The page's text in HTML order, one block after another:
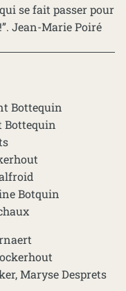
se fait passer pour
Jean-Marie Poiré
Bottequin
Bottequin
Botquin
Maryse Desprets